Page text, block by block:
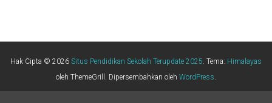
Hak Cipta © 2026 Situs Pendidikan Sekolah Terupdate 2025. Tema: Himalayas
oleh ThemeGrill. Dipersembahkan oleh WordPress.